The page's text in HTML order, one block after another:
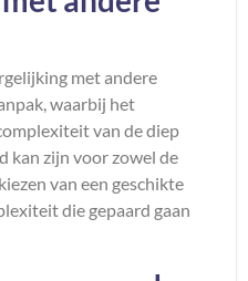
met andere
waarbij het
van de diep
kan zijn voor zowel de
van een geschikte
die gepaard gaan